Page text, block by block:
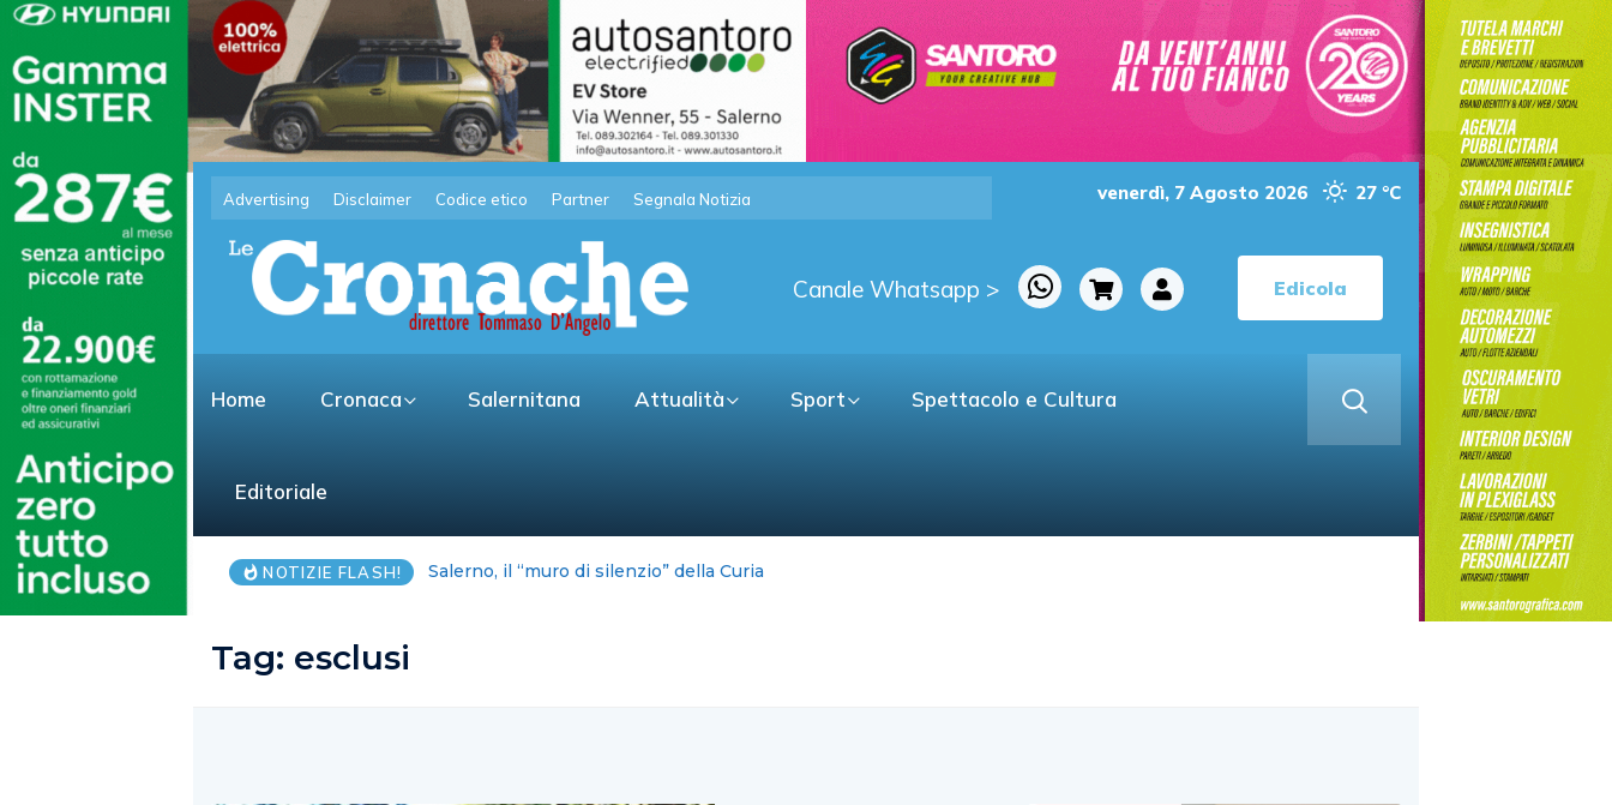
Advertising Disclaimer Codice etico Partner Segnala Notizia venerdì, 7 Agosto 2026 27 °C
Canale Whatsapp > Edicola
Home Cronaca Salernitana Attualità Sport Spettacolo e Cultura
Editoriale
NOTIZIE FLASH! FI: parlamentari Campania, Martusciello ha diviso il partito
Tag: esclusi